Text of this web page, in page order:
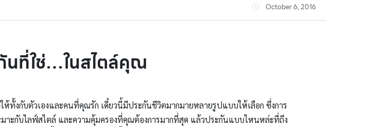
October 6, 2016
นที่ใช่…ในสไตล์คุณ
ทั้งกับตัวเองและคนที่คุณรัก เดี๋ยวนี้มีประกันชีวิตมากมายหลายรูปแบบให้เลือก ซึ่งการ
าะกับไลฟ์สไตล์ และความคุ้มครองที่คุณต้องการมากที่สุด แล้วประกันแบบไหนหล่ะที่ถึง